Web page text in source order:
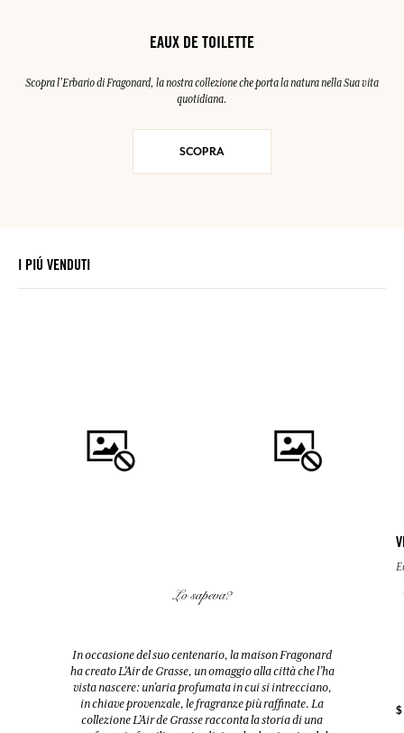
EAUX DE TOILETTE
Scopra l'Erbario di Fragonard, la nostra collezione che porta la natura nella Sua vita
quotidiana.
SCOPRA
I PIÚ VENDUTI
+ 2
50ml
$ 74.00
Lo sapeva?
In occasione del suo centenario, la maison Fragonard
ha creato L’Air de Grasse, un omaggio alla città che l’ha
vista nascere: un’aria profumata in cui si intrecciano,
in chiave provenzale, le fragranze più raffinate. La
collezione L’Air de Grasse racconta la storia di una